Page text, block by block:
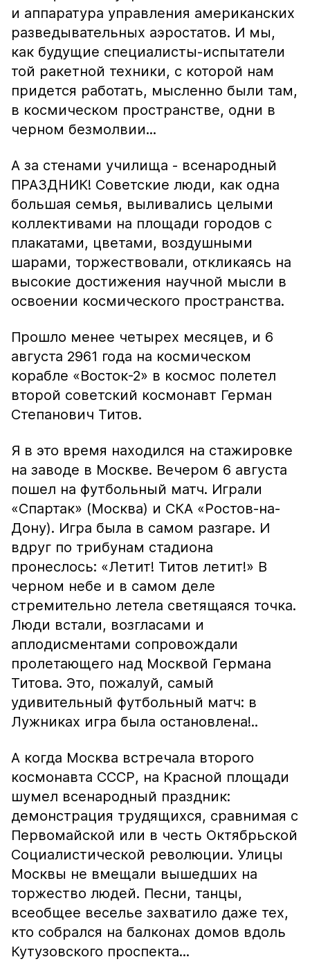
и аппаратура управления американских
разведывательных аэростатов. И мы,
как будущие специалисты-испытатели
той ракетной техники, с которой нам
придется работать, мысленно были там,
в космическом пространстве, одни в
черном безмолвии...
А за стенами училища - всенародный
ПРАЗДНИК! Советские люди, как одна
большая семья, выливались целыми
коллективами на площади городов с
плакатами, цветами, воздушными
шарами, торжествовали, откликаясь на
высокие достижения научной мысли в
освоении космического пространства.
Прошло менее четырех месяцев, и 6
августа 2961 года на космическом
корабле «Восток-2» в космос полетел
второй советский космонавт Герман
Степанович Титов.
Я в это время находился на стажировке
на заводе в Москве. Вечером 6 августа
пошел на футбольный матч. Играли
«Спартак» (Москва) и СКА «Ростов-на-
Дону). Игра была в самом разгаре. И
вдруг по трибунам стадиона
пронеслось: «Летит! Титов летит!» В
черном небе и в самом деле
стремительно летела светящаяся точка.
Люди встали, возгласами и
аплодисментами сопровождали
пролетающего над Москвой Германа
Титова. Это, пожалуй, самый
удивительный футбольный матч: в
Лужниках игра была остановлена!..
А когда Москва встречала второго
космонавта СССР, на Красной площади
шумел всенародный праздник:
демонстрация трудящихся, сравнимая с
Первомайской или в честь Октябрьской
Социалистической революции. Улицы
Москвы не вмещали вышедших на
торжество людей. Песни, танцы,
всеобщее веселье захватило даже тех,
кто собрался на балконах домов вдоль
Кутузовского проспекта...